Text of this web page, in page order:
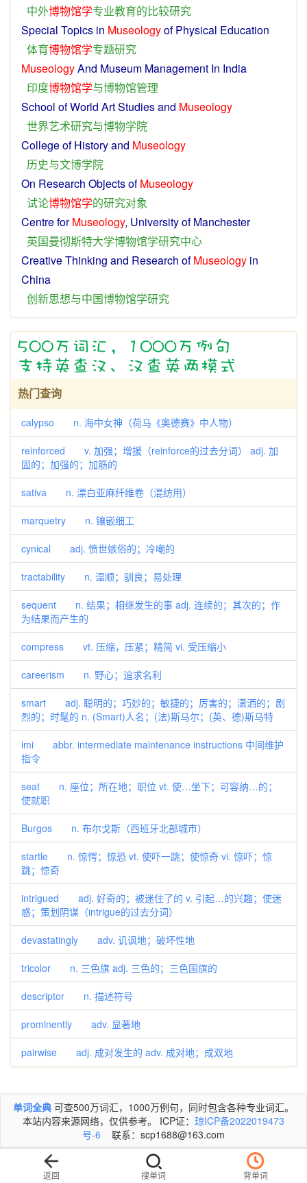
中外博物馆学专业教育的比较研究
Special Topics in MuseologyofPhysical Education
体育博物馆学专题研究
MuseologyAnd Museum Management In India
印度博物馆学与博物馆管理
School ofWorld ArtStudiesand Museology
世界艺术研究与博物学院
CollegeofHistoryand Museology
历史与文博学院
On Research Objectsof Museology
试论博物馆学的研究对象
CentreforMuseology, UniversityofManchester
英国曼彻斯特大学博物馆学研究中心
CreativeThinking and Research ofMuseology in
China
创新思想与中国博物馆学研究
热门查询
calypso n. 海中女神（荷马《奥德赛》中人物）
reinforced v. 加强；增援（reinforce的过去分词） adj. 加
固的；加强的；加筋的
sativa n. 漂白亚麻纤维卷（混纺用）
marquetry n. 镶嵌细工
cynical adj. 愤世嫉俗的；冷嘲的
tractability n. 温顺；驯良；易处理
sequent n. 结果；相继发生的事 adj. 连续的；其次的；作
为结果而产生的
compress vt. 压缩，压紧；精简 vi. 受压缩小
careerism n. 野心；追求名利
smart adj. 聪明的；巧妙的；敏捷的；厉害的；潇洒的；剧
烈的；时髦的 n. (Smart)人名；(法)斯马尔；(英、德)斯马特
imi abbr. intermediate maintenance instructions 中间维护
指令
seat n. 座位；所在地；职位 vt. 使…坐下；可容纳…的；
使就职
Burgos n. 布尔戈斯（西班牙北部城市）
startle n. 惊愕；惊恐 vt. 使吓一跳；使惊奇 vi. 惊吓；惊
跳；惊奇
intrigued adj. 好奇的；被迷住了的 v. 引起…的兴趣；使迷
惑；策划阴谋（intrigue的过去分词）
devastatingly adv. 讥讽地；破坏性地
tricolor n. 三色旗 adj. 三色的；三色国旗的
descriptor n. 描述符号
prominently adv. 显著地
pairwise adj. 成对发生的 adv. 成对地；成双地
单词全典 可查500万词汇，1000万例句，同时包含各种专业词汇。
本站内容来源网络，仅供参考。 ICP证： 琼ICP备2022019473
号-6 联系：scp1688@163.com
返回 搜单词 背单词